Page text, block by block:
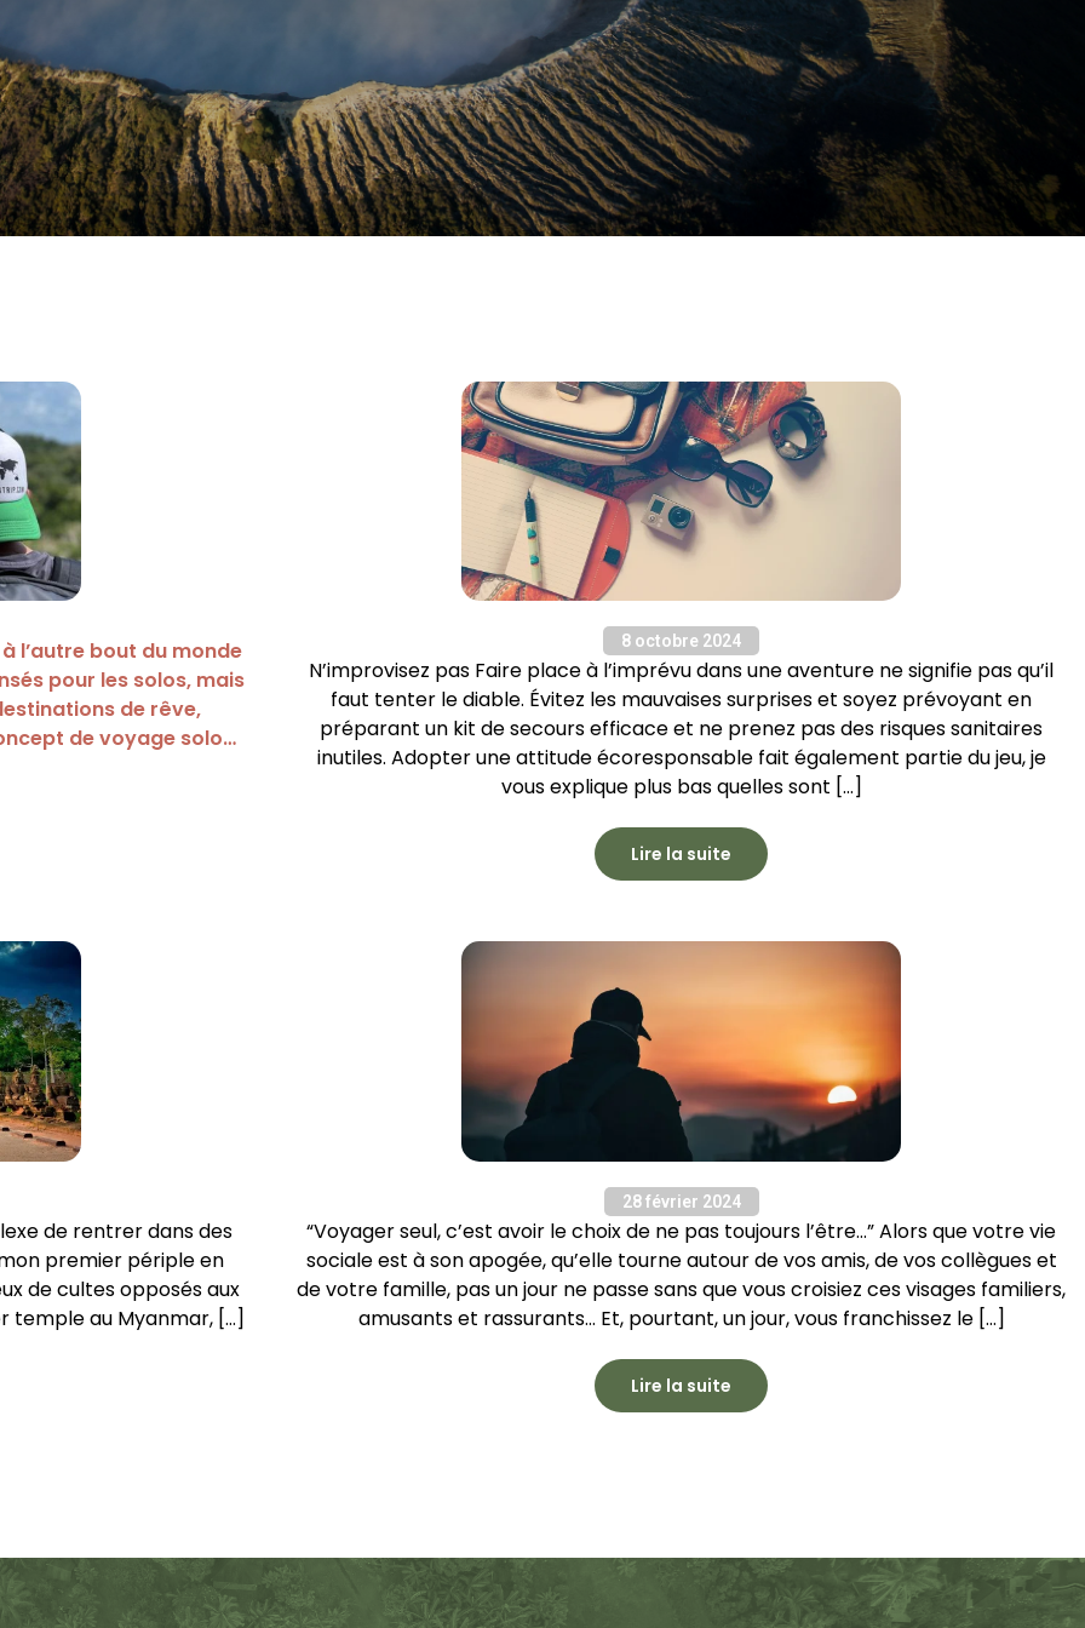
l’autre bout du monde
pour les solos, mais
de rêve,
de voyage solo…
8 octobre 2024
N’improvisez pas Faire place à l’imprévu dans une aventure ne signifie pas qu’il
faut tenter le diable. Évitez les mauvaises surprises et soyez prévoyant en
préparant un kit de secours efficace et ne prenez pas des risques sanitaires
inutiles. Adopter une attitude écoresponsable fait également partie du jeu, je
vous explique plus bas quelles sont […]
Lire la suite
de rentrer dans des
premier périple en
de cultes opposés aux
temple au Myanmar, […]
28 février 2024
“Voyager seul, c’est avoir le choix de ne pas toujours l’être…” Alors que votre vie
sociale est à son apogée, qu’elle tourne autour de vos amis, de vos collègues et
de votre famille, pas un jour ne passe sans que vous croisiez ces visages familiers,
amusants et rassurants… Et, pourtant, un jour, vous franchissez le […]
Lire la suite